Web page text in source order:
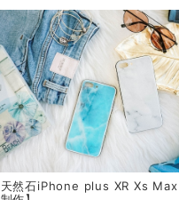
天然石iPhone plus XR Xs Max